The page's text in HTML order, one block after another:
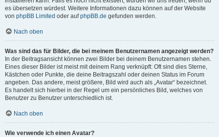
es übersetzen würdest. Weitere Informationen dazu können auf der Website
von phpBB Limited oder aufphpBB.de gefunden werden.
Nach oben
Was sind das für Bilder, die bei meinem Benutzernamen angezeigt werden?
In der Beitragsansicht können zwei Bilder bei deinem Benutzernamen stehen.
Eines dieser Bilder ist meist mit deinem Rang verknüpft: Oft sind dies Sterne,
Kästchen oder Punkte, die deine Beitragszahl oder deinen Status im Forum
angeben. Das andere, meist größere, Bild wird auch als „Avatar“ bezeichnet.
Es handelt sich hierbei in der Regel um ein persönliches Bild, welches von
Benutzer zu Benutzer unterschiedlich ist.
Nach oben
Wie verwende ich einen Avatar?